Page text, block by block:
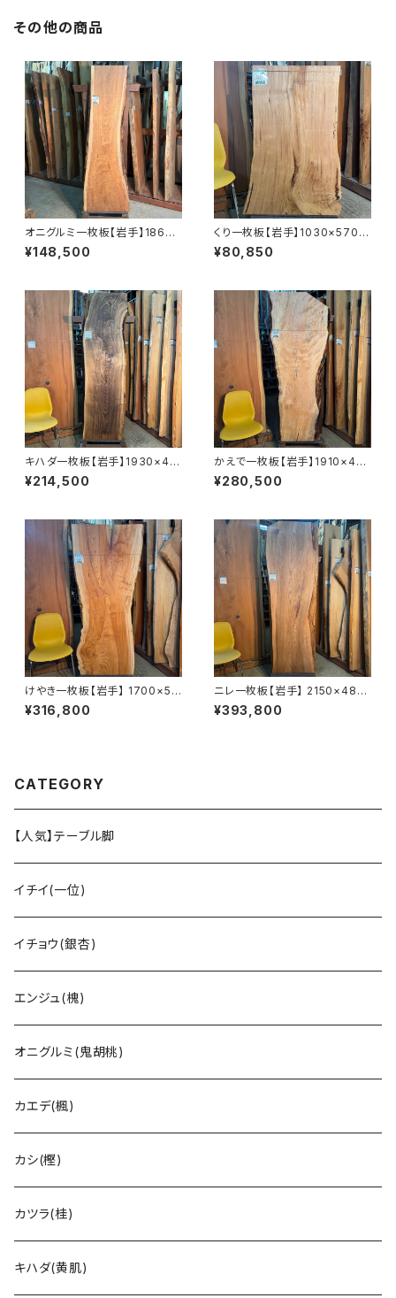
その他の商品
オニグルミ一枚板【岩手】1860×
410~610×45㎜【オイル塗装
仕上げ済み】
¥148,500
くり一枚板【岩手】1030×570~
680×24㎜【オイル塗装 仕上げ
済み】
¥80,850
キハダ一枚板【岩手】1930×43
0~530×45㎜【オイル塗装 仕
上げ済み】
¥214,500
かえで一枚板【岩手】1910×410
~730×55㎜【オイル塗装 仕上
げ済み】
¥280,500
けやき一枚板【岩手】 1700×55
0~800×47㎜【オイル塗装 仕
上げ済み】
¥316,800
ニレ一枚板【岩手】 2150×480
~740×55㎜【オイル塗装 仕上
げ済み】
¥393,800
CATEGORY
【人気】テーブル脚
イチイ(一位)
イチョウ(銀杏)
エンジュ(槐)
オニグルミ(鬼胡桃)
カエデ(楓)
カシ(樫)
カツラ(桂)
キハダ(黄肌)